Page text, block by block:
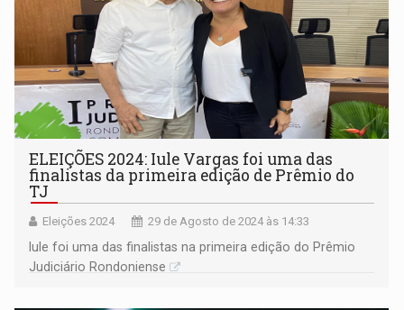
ELEIÇÕES 2024: Iule Vargas foi uma das
finalistas da primeira edição de Prêmio do
TJ
Eleições 2024 29 de Agosto de 2024 às 14:33
Iule foi uma das finalistas na primeira edição do Prêmio
Judiciário Rondoniense